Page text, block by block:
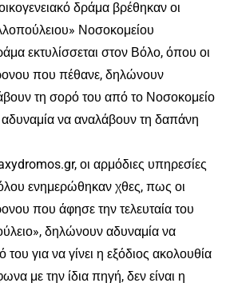
δράμα βρέθηκαν οι
Νοσοκομείου
εκτυλίσσεται στον Βόλο, όπου οι
που πέθανε, δηλώνουν
τη σορό του από το Νοσοκομείο
να αναλάβουν τη δαπάνη
οι αρμόδιες υπηρεσίες
ενημερώθηκαν χθες, πως οι
που άφησε την τελευταία του
δηλώνουν αδυναμία να
για να γίνει η εξόδιος ακολουθία
με την ίδια πηγή, δεν είναι η